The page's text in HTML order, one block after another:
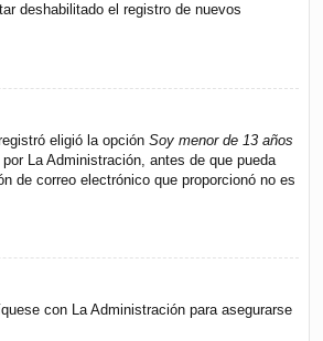
deshabilitado el registro de nuevos
eligió la opción Soy menor de 13 años
La Administración, antes de que pueda
de correo electrónico que proporcionó no es
con La Administración para asegurarse